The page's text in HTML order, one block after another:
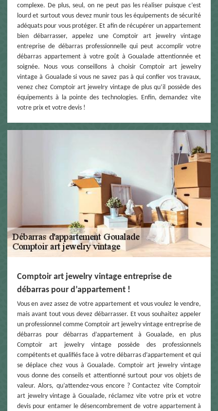
complexe. De plus, seul, on ne peut pas les réaliser puisque c’est
lourd et surtout vous devez munir tous les équipements de sécurité
adéquats pour vous protéger. Et afin de récupérer un appartement
bien débarrasser, appelez une Comptoir art jewelry vintage
entreprise de débarras professionnelle qui peut accomplir votre
débarras appartement à votre goût à Goualade attentionnée et
soignée. Nous vous conseillons à choisir Comptoir art jewelry
vintage à Goualade si vous ne savez pas à qui confier vos travaux,
venez chez Comptoir art jewelry vintage de plus qu’il possède des
équipements à la pointe des technologies. Enfin, demandez vite
votre prix et votre devis !
Comptoir art jewelry vintage entreprise de
débarras pour d’appartement !
Vous en avez assez de votre appartement et vous voulez le vendre,
mais avant tout vous devez débarrasser. Et vous souhaitez appeler
un professionnel comme Comptoir art jewelry vintage entreprise de
débarras pour débarras d’appartement à Goualade, en plus
Comptoir art jewelry vintage possède des professionnels
compétents et qualifiés face à votre débarras d’appartement et qui
se déplace chez vous à Goualade. Comptoir art jewelry vintage
vous donne des conseils et attentionné surtout pour vos objets de
valeur. Alors, qu’attendez-vous encore ? Contactez vite Comptoir
art jewelry vintage à Goualade, réclamez vite votre prix et votre
devis pour entamer le désencombrement de votre appartement à